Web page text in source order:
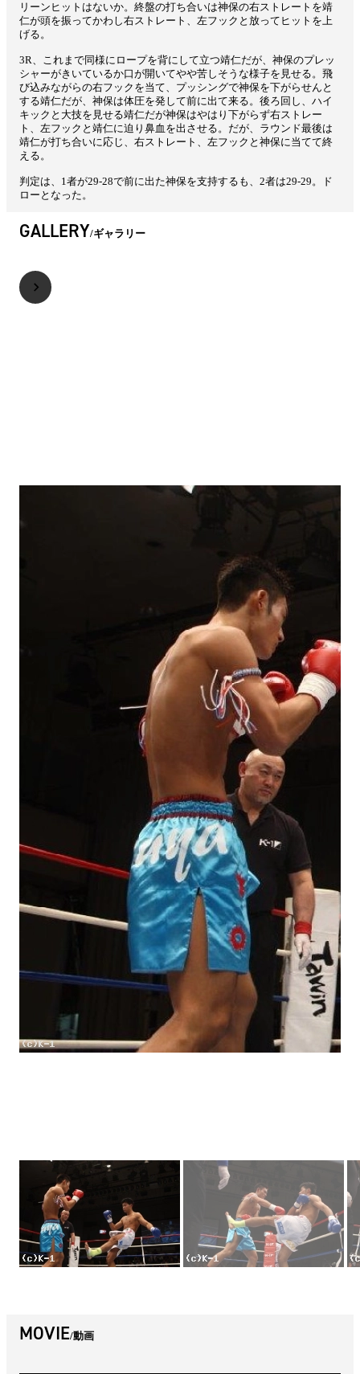
リーンヒットはないか。終盤の打ち合いは神保の右ストレートを靖
仁が頭を振ってかわし右ストレート、左フックと放ってヒットを上
げる。
3R、これまで同様にロープを背にして立つ靖仁だが、神保のプレッ
シャーがきいているか口が開いてやや苦しそうな様子を見せる。飛
び込みながらの右フックを当て、プッシングで神保を下がらせんと
する靖仁だが、神保は体圧を発して前に出て来る。後ろ回し、ハイ
キックと大技を見せる靖仁だが神保はやはり下がらず右ストレー
ト、左フックと靖仁に迫り鼻血を出させる。だが、ラウンド最後は
靖仁が打ち合いに応じ、右ストレート、左フックと神保に当てて終
える。
判定は、1者が29-28で前に出た神保を支持するも、2者は29-29。ド
ローとなった。
GALLERY ギャラリー
MOVIE 動画